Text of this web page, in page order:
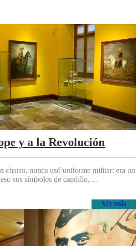
y a la Revolución
charro, nunca usó uniforme militar: era un
sus símbolos de caudillo,…
Ver más